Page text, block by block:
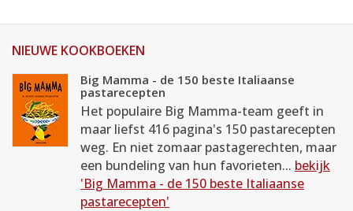
NIEUWE KOOKBOEKEN
Big Mamma - de 150 beste Italiaanse
pastarecepten
Het populaire Big Mamma-team geeft in
maar liefst 416 pagina's 150 pastarecepten
weg. En niet zomaar pastagerechten, maar
een bundeling van hun favorieten... bekijk
'Big Mamma - de 150 beste Italiaanse
pastarecepten'